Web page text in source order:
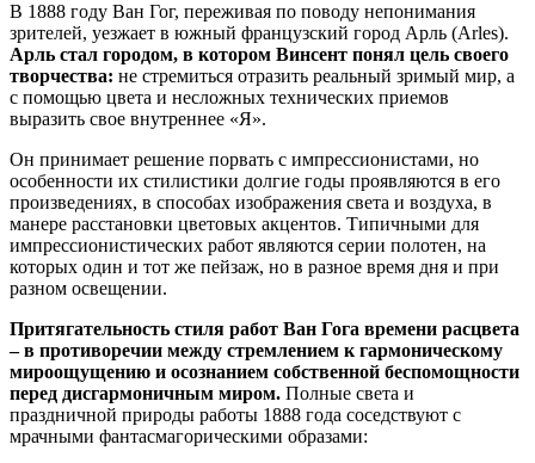
В 1888 году Ван Гог, переживая по поводу непонимания
зрителей, уезжает в южный французский город Арль (Arles).
Арль стал городом, в котором Винсент понял цель своего
творчества: не стремиться отразить реальный зримый мир, а
с помощью цвета и несложных технических приемов
выразить свое внутреннее «Я».
Он принимает решение порвать с импрессионистами, но
особенности их стилистики долгие годы проявляются в его
произведениях, в способах изображения света и воздуха, в
манере расстановки цветовых акцентов. Типичными для
импрессионистических работ являются серии полотен, на
которых один и тот же пейзаж, но в разное время дня и при
разном освещении.
Притягательность стиля работ Ван Гога времени расцвета
– в противоречии между стремлением к гармоническому
мироощущению и осознанием собственной беспомощности
перед дисгармоничным миром. Полные света и
праздничной природы работы 1888 года соседствуют с
мрачными фантасмагорическими образами: